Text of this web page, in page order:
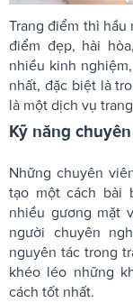
Trang điểm thì hầu
điểm đẹp, hài
nhiều kinh
nhất, đặc biệt là
là một dịch vụ
Kỹ năng
Những chuyên
tạo một cách bài
nhiều gương mặt
người chuyên
nguyên tác trong
khéo léo những
cách tốt nhất.